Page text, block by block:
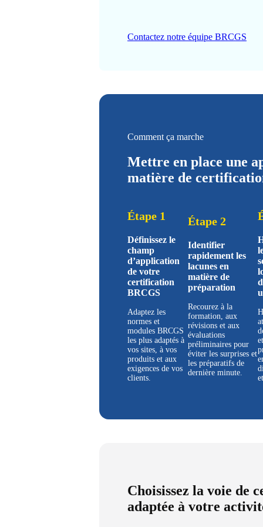
Contactez notre équipe BRCGS
Comment ça marche
Mettre en place une
matière de
Étape 1
Définissez le
champ
d’application
de votre
certification
BRCGS
Adaptez les
normes et
modules BRCGS
les plus adaptés à
vos sites, à vos
produits et aux
exigences de vos
clients.
Étape 2
Identifier
rapidement les
lacunes en
matière de
préparation
Recourez à la
formation, aux
révisions et aux
évaluations
préliminaires pour
éviter les surprises et
les préparatifs de
dernière minute.
Choisissez la voie de
adaptée à votre